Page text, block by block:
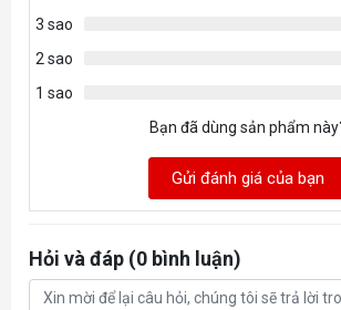
3 sao
2 sao
1 sao
Bạn đã dùng sản phẩm
Gửi đánh giá của bạn
Hỏi và đáp (0 bình luận)